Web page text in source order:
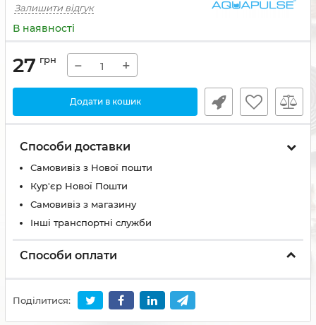
Залишити відгук
В наявності
27 грн − +
Додати в кошик
Способи доставки
Самовивіз з Нової пошти
Кур'єр Нової Пошти
Самовивіз з магазину
Інші транспортні служби
Способи оплати
Поділитися: